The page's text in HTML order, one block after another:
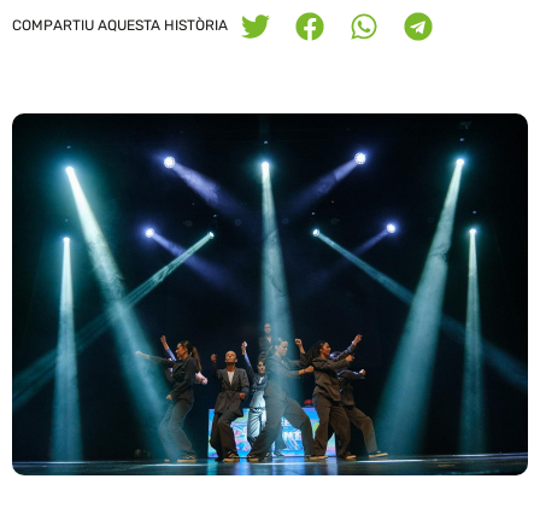
COMPARTIU AQUESTA HISTÒRIA